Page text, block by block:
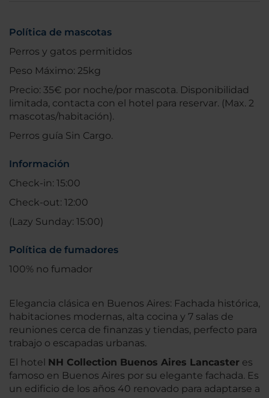
Política de mascotas
Perros y gatos permitidos
Peso Máximo: 25kg
Precio: 35€ por noche/por mascota. Disponibilidad
limitada, contacta con el hotel para reservar. (Max. 2
mascotas/habitación).
Perros guía Sin Cargo.
Información
Check-in: 15:00
Check-out: 12:00
(Lazy Sunday: 15:00)
Política de fumadores
100% no fumador
Elegancia clásica en Buenos Aires: Fachada histórica,
habitaciones modernas, alta cocina y 7 salas de
reuniones cerca de finanzas y tiendas, perfecto para
trabajo o escapadas urbanas.
El hotel NH Collection Buenos Aires Lancaster es
famoso en Buenos Aires por su elegante fachada. Es
un edificio de los años 40 renovado para adaptarse a